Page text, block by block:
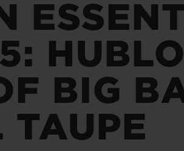
BIG
TAUPE